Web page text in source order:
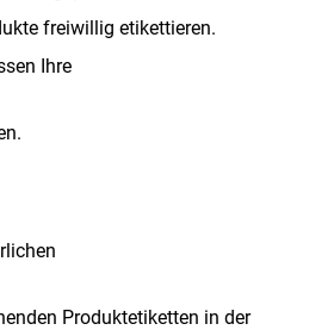
freiwillig etikettieren.
Ihre
Produktetiketten in der